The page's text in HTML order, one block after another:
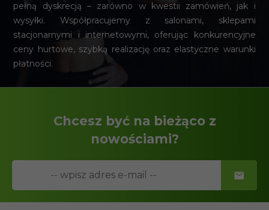
pełną dyskrecją – zarówno w kwestii zamówień, jak i
wysyłki. Współpracujemy z salonami, sklepami
stacjonarnymi i internetowymi, oferując konkurencyjne
ceny hurtowe, szybką realizację oraz elastyczne warunki
płatności.
Chcesz być na bieżąco z
nowościami?